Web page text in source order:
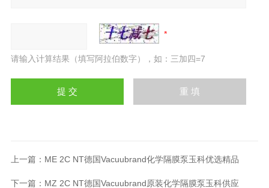
请输入计算结果（填写阿拉伯数字），如：三加四=7
上一篇： ME 2C NT德国Vacuubrand化学隔膜泵玉科优选精品
下一篇： MZ 2C NT德国Vacuubrand原装化学隔膜泵玉科供应